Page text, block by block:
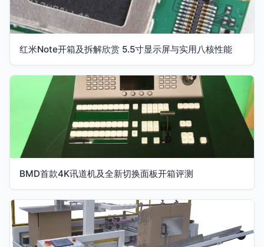
红米Note开箱及拆解欣赏 5.5寸显示屏与实用八核性能
BMD首款4K讯道机及全新切换面板开箱评测